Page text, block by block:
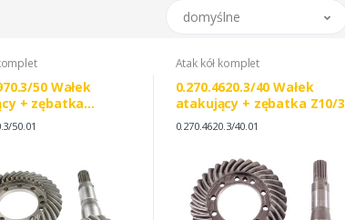
domyślne
50 Wałek
+ zębatka
0.010.0970.3
0.010.0970.3/20
50.01
Atak kół komplet
0.270.4620.3/40 Wałek
atakujący + zębatka Z10/
0.270.4620.3/40.01